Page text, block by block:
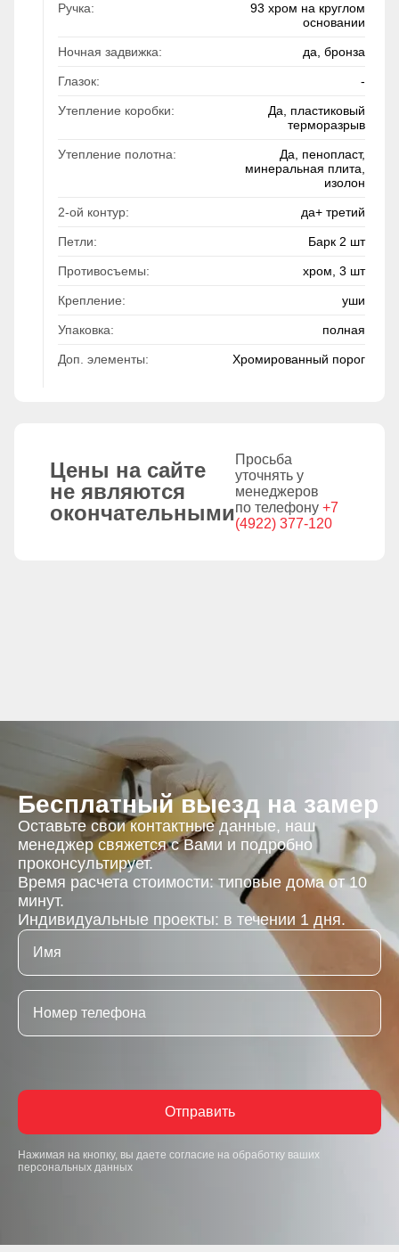
Ручка:
93 хром на круглом
основании
Ночная задвижка: да, бронза
Глазок: -
Утепление коробки:
Да, пластиковый
терморазрыв
Утепление полотна:
Да, пенопласт,
минеральная плита,
изолон
2-ой контур: да+ третий
Петли: Барк 2 шт
Противосъемы: хром, 3 шт
Крепление: уши
Упаковка: полная
Доп. элементы: Хромированный порог
Цены на сайте
не являются
окончательными
Просьба
уточнять у
менеджеров
по телефону +7
(4922) 377-120
Бесплатный выезд на замер
Оставьте свои контактные данные, наш
менеджер свяжется с Вами и подробно
проконсультирует.
Время расчета стоимости: типовые дома от 10
минут.
Индивидуальные проекты: в течении 1 дня.
Отправить
Нажимая на кнопку, вы даете согласие на обработку ваших
персональных данных